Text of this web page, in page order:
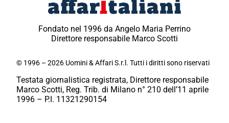
Fondato nel 1996 da Angelo Maria Perrino
Direttore responsabile Marco Scotti
© 1996 – 2026 Uomini & Affari S.r.l. Tutti i diritti sono riservati
Testata giornalistica registrata, Direttore responsabile
Marco Scotti, Reg. Trib. di Milano n° 210 dell’11 aprile
1996 – P.I. 11321290154